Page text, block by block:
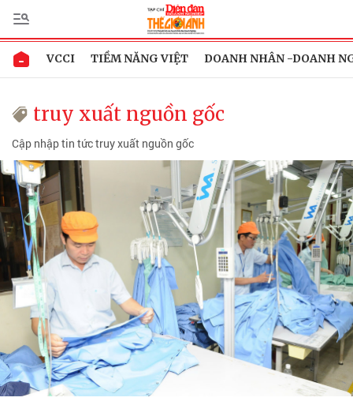
VCCI TIỀM NĂNG VIỆT DOANH NHÂN -DOANH
truy xuất nguồn gốc
Cập nhập tin tức truy xuất nguồn gốc